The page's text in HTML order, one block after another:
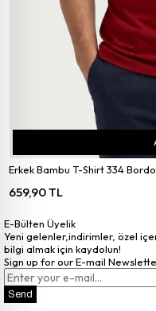
Erkek Bambu T-Shirt 334
659,90 TL
E-Bülten Üyelik
Yeni gelenler,indirimler, özel
bilgi almak için kaydolun!
Sign up for our E-mail
Send